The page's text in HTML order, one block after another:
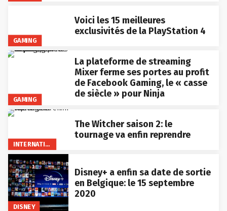
GAMING
Voici les 15 meilleures
exclusivités de la PlayStation 4
GAMING
La plateforme de streaming
Mixer ferme ses portes au profit
de Facebook Gaming, le « casse
de siècle » pour Ninja
INTERNATIONAL
The Witcher saison 2: le
tournage va enfin reprendre
DISNEY
Disney+ a enfin sa date de sortie
en Belgique: le 15 septembre
2020